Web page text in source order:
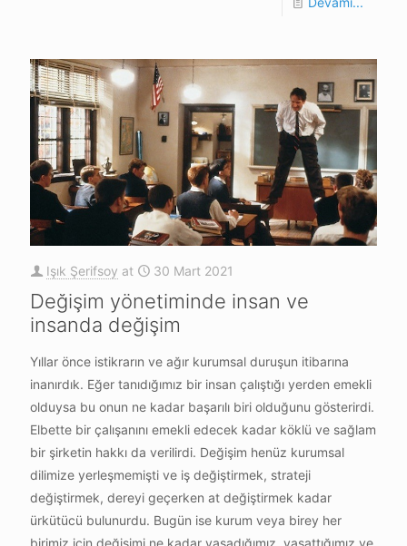
Işık Şerifsoy at 30 Mart 2021
Değişim yönetiminde insan ve
insanda değişim
Yıllar önce istikrarın ve ağır kurumsal duruşun itibarına
inanırdık. Eğer tanıdığımız bir insan çalıştığı yerden emekli
olduysa bu onun ne kadar başarılı biri olduğunu gösterirdi.
Elbette bir çalışanını emekli edecek kadar köklü ve sağlam
bir şirketin hakkı da verilirdi. Değişim henüz kurumsal
dilimize yerleşmemişti ve iş değiştirmek, strateji
değiştirmek, dereyi geçerken at değiştirmek kadar
ürkütücü bulunurdu. Bugün ise kurum veya birey her
birimiz için değişimi ne kadar yaşadığımız, yaşattığımız ve